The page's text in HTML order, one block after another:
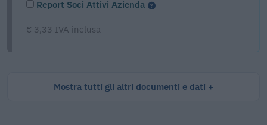
Report Soci Attivi Azienda
€ 3,33 IVA inclusa
Mostra tutti gli altri documenti e dati